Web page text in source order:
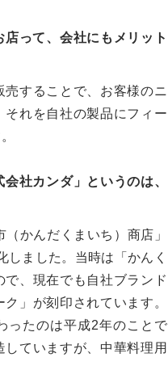
って、会社にもメリット
売することで、お客様のニ
れを自社の製品にフィー
社カンダ」というのは、
（かんだくまいち）商店」
しました。当時は「かんく
、現在でも自社ブランド
」が刻印されています。
ったのは平成2年のことで
ていますが、中華料理用